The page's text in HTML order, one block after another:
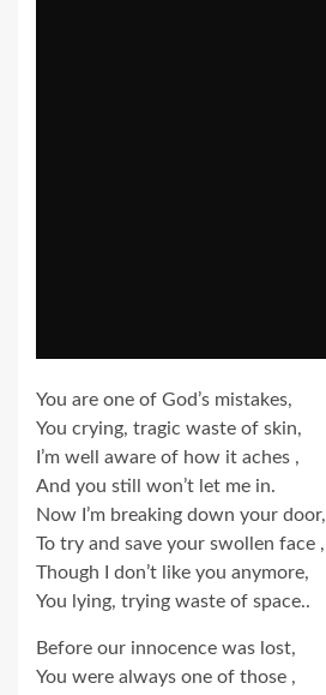
You are one of God’s mistakes,
You crying, tragic waste of skin,
I’m well aware of how it aches ,
And you still won’t let me in.
Now I’m breaking down your door,
To try and save your swollen face ,
Though I don’t like you anymore,
You lying, trying waste of space..
Before our innocence was lost,
You were always one of those ,